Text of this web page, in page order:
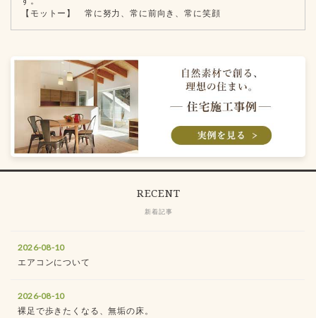
【モットー】 常に努力、常に前向き、常に笑顔
RECENT
新着記事
2026-08-10
エアコンについて
2026-08-10
裸足で歩きたくなる、無垢の床。